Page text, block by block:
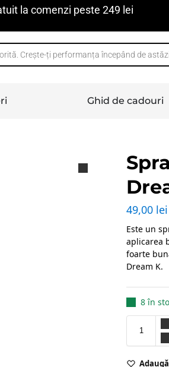
la comenzi peste 249 lei
Ghid de cadouri
49,00 lei
Este un
aplicarea
foarte
Dream K.
8 în